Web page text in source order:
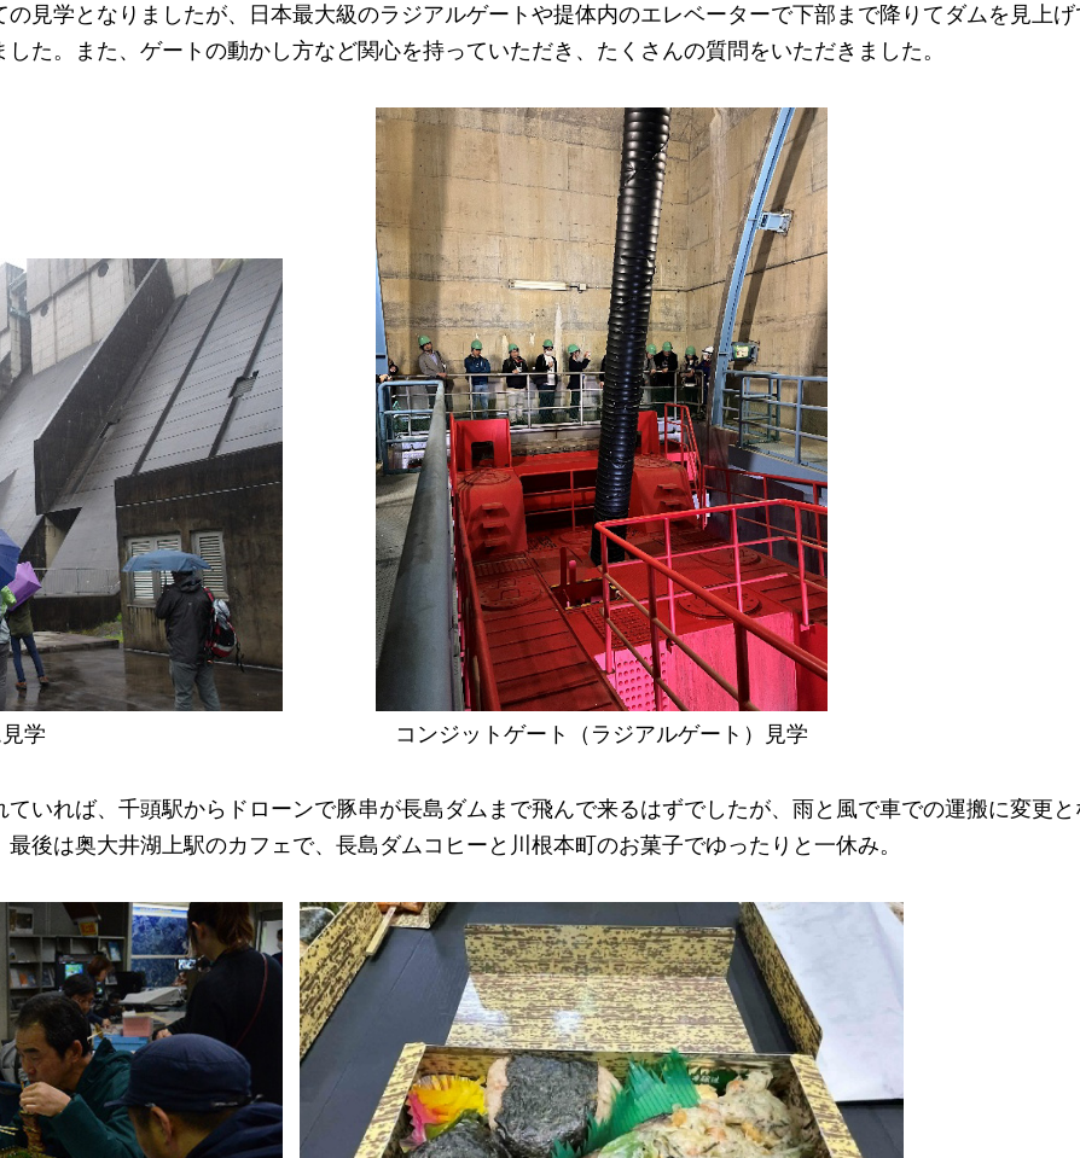
見学となりましたが、日本最大級のラジアルゲートや提体内のエレベーターで下部まで降りてダムを見上げ
た。また、ゲートの動かし方など関心を持っていただき、たくさんの質問をいただきました。
学 コンジットゲート（ラジアルゲート）見学
いれば、千頭駅からドローンで豚串が長島ダムまで飛んで来るはずでしたが、雨と風で車での運搬に変更と
後は奥大井湖上駅のカフェで、長島ダムコヒーと川根本町のお菓子でゆったりと一休み。